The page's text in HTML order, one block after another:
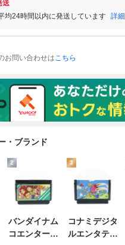
送
均24時間以内に発送しています 詳細
お問い合わせはこちら
・ブランド
2
バンダイナム
コエンターテ
3
コナミデジタ
ルエンタテイ